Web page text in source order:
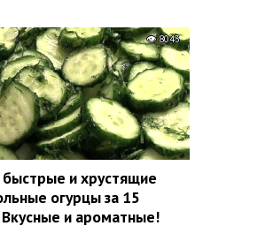
8043
и хрустящие
огурцы за 15
и ароматные!